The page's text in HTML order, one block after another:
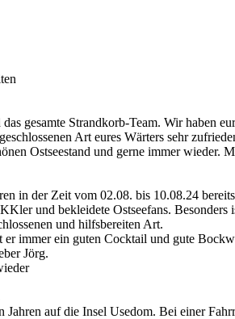
gesamte Strandkorb-Team. Wir haben
Art eures Wärters sehr
Ostseestand und gerne immer wieder.
in der Zeit vom 02.08. bis 10.08.24
und bekleidete Ostseefans. Besonders
und hilfsbereiten Art.
er immer ein guten Cocktail und gute
Jörg.
Jahren auf die Insel Usedom. Bei einer